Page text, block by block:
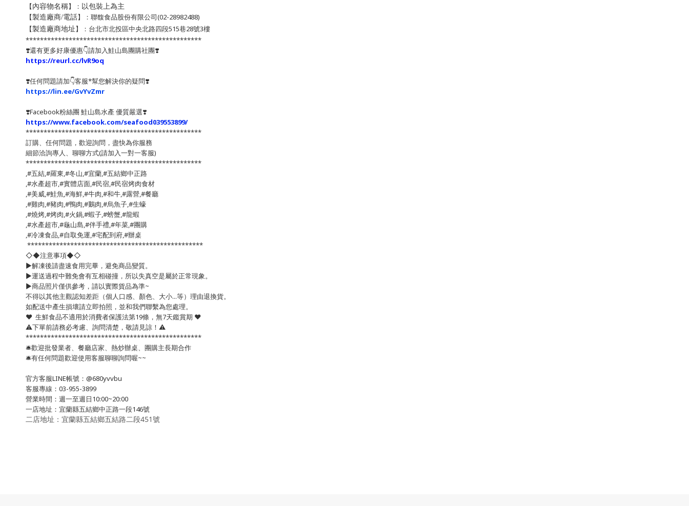
【內容物名稱】： 以包裝上為主
【製造廠商/電話】：聯馥食品股份有限公司(02-28982488)
【製造廠商地址】：台北市北投區中央北路四段515巷28號3樓
*************************************************
❣️還有更多好康優惠👇請加入鮭山島團購社團❣️
https://reurl.cc/lvR9oq
❣️任何問題請加👇客服*幫您解決你的疑問❣️
https://lin.ee/GvYvZmr
❣️Facebook粉絲團 鮭山島水產 優質嚴選❣️
https://www.facebook.com/seafood039553899/
*************************************************
訂購、任何問題，歡迎詢問，盡快為你服務
細節洽詢專人、聊聊方式(請加入一對一客服)
*************************************************
,#五結,#羅東,#冬山,#宜蘭,#五結鄉中正路
,#水產超市,#實體店面,#民宿,#民宿烤肉食材
,#美威,#鮭魚,#海鮮,#牛肉,#和牛,#露營,#餐廳
,#雞肉,#豬肉,#鴨肉,#鵝肉,#烏魚子,#生蠔
,#燒烤,#烤肉,#火鍋,#蝦子,#螃蟹,#龍蝦
,#水產超市,#龜山島,#伴手禮,#年菜,#團購
,#冷凍食品,#自取免運,#宅配到府,#辦桌
*************************************************
◇◆注意事項◆◇
▶️解凍後請盡速食用完畢，避免商品變質。
▶️運送過程中難免會有互相碰撞，所以失真空是屬於正常現象。
▶️商品照片僅供參考，請以實際貨品為準~
不得以其他主觀認知差距（個人口感、顏色、大小...等）理由退換貨。
如配送中產生損壞請立即拍照，並和我們聯繫為您處理。
❤️ 生鮮食品不適用於消費者保護法第19條，無7天鑑賞期 ❤️
⚠️下單前請務必考慮、詢問清楚，敬請見諒！⚠️
*************************************************
🛎歡迎批發業者、餐廳店家、熱炒辦桌、團購主長期合作
🛎有任何問題歡迎使用客服聊聊詢問喔~~
官方客服LINE帳號：@680yvvbu
客服專線：03-955-3899
營業時間：週一至週日10:00~20:00
一店地址：宜蘭縣五結鄉中正路一段146號
二店地址：宜蘭縣五結鄉五結路二段451號